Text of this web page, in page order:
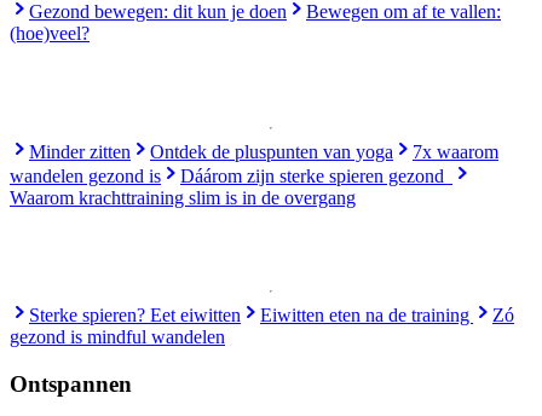
Gezond bewegen: dit kun je doen
Bewegen om af te vallen:
(hoe)veel?
Minder zitten Ontdek de pluspunten van yoga
7x waarom
wandelen gezond is
Dáárom zijn sterke spieren gezond
Waarom krachttraining slim is in de overgang
Sterke spieren? Eet eiwitten Eiwitten eten na de training
Zó
gezond is mindful wandelen
Ontspannen